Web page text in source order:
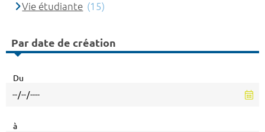
Vie étudiante (15)
Par date de création
Du
à